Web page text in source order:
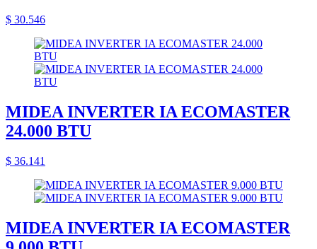
$ 30.546
MIDEA INVERTER IA ECOMASTER
24.000 BTU
$ 36.141
MIDEA INVERTER IA ECOMASTER